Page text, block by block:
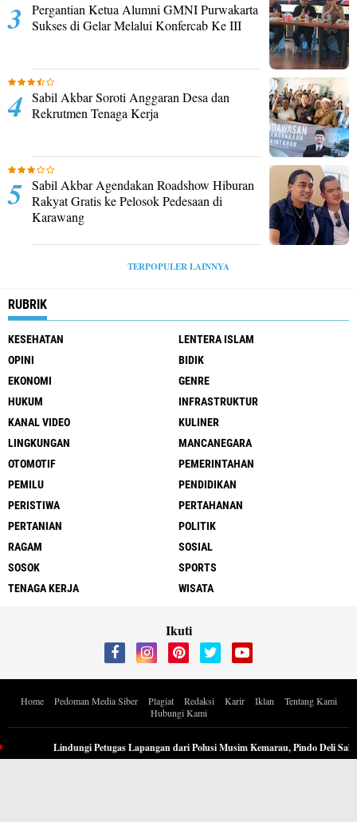
Pergantian Ketua Alumni GMNI Purwakarta
Sukses di Gelar Melalui Konfercab Ke III
Sabil Akbar Soroti Anggaran Desa dan
Rekrutmen Tenaga Kerja
Sabil Akbar Agendakan Roadshow Hiburan
Rakyat Gratis ke Pelosok Pedesaan di
Karawang
TERPOPULER LAINNYA
RUBRIK
KESEHATAN
LENTERA ISLAM
OPINI
BIDIK
EKONOMI
GENRE
HUKUM
INFRASTRUKTUR
KANAL VIDEO
KULINER
LINGKUNGAN
MANCANEGARA
OTOMOTIF
PEMERINTAHAN
PEMILU
PENDIDIKAN
PERISTIWA
PERTAHANAN
PERTANIAN
POLITIK
RAGAM
SOSIAL
SOSOK
SPORTS
TENAGA KERJA
WISATA
Ikuti
Lindungi Petugas Lapangan dari Polusi Musim Kemarau, Pindo Deli
Home Pedoman Media Siber Plagiat Redaksi Karir Iklan
Tentang Kami
Hubungi Kami
Copyright © 2026 Berita Inspiratif Progresif.id by ApoedCyber